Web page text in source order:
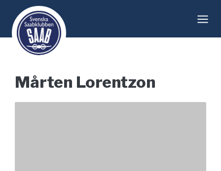
content
Mårten Lorentzon